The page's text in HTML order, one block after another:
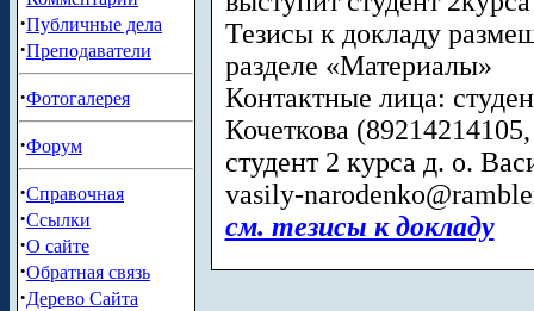
·Публичные дела
·Преподаватели
·Фотогалерея
·Форум
·Справочная
·Ссылки
·О сайте
·Обратная связь
·Дерево Сайта
Тезисы к докладу
разделе «Материалы»
Контактные лица:
Кочеткова
студент 2 курса д. о.
vasily-
см. тезисы к докладу